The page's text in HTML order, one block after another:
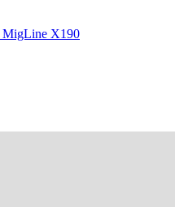
MigLine X190